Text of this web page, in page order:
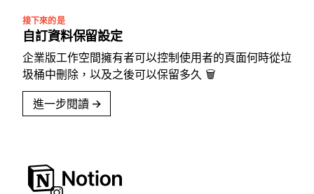
接下來的是
自訂資料保留設定
企業版工作空間擁有者可以控制使用者的頁面何時從垃
圾桶中刪除，以及之後可以保留多久 🗑️
進一步閱讀 →